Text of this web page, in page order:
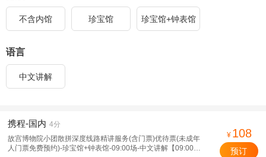
不含内馆 珍宝馆 珍宝馆+钟表馆
语言
中文讲解
携程-国内 4分
故宫博物院小团散拼深度线路精讲服务(含门票)优待票(未成年
人门票免费预约)-珍宝馆+钟表馆-09:00场-中文讲解【09:00场
¥ 108
预订